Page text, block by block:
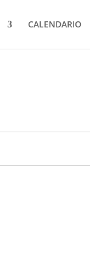
CALENDARIO